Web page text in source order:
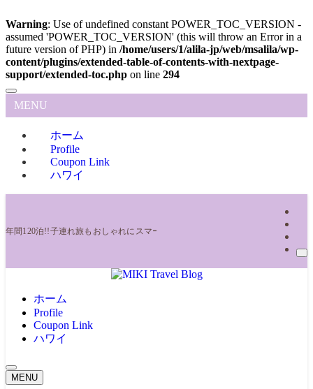
Warning: Use of undefined constant POWER_TOC_VERSION -
assumed 'POWER_TOC_VERSION' (this will throw an Error in a
future version of PHP) in /home/users/1/alila-jp/web/msalila/wp-
content/plugins/extended-table-of-contents-with-nextpage-
support/extended-toc.php on line 294
MENU
ホーム
Profile
Coupon Link
ハワイ
年間120泊!!子連れ旅もおしゃれにスマート旅 ママトラベラーの旅ブログ |
ホーム
Profile
Coupon Link
ハワイ
MENU